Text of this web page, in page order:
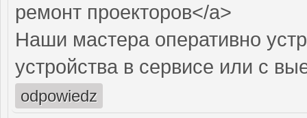
ремонт проекторов</a>
Наши мастера оперативно
устройства в сервисе или с
odpowiedz